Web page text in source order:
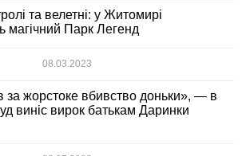
та велетні: у Житомирі
магічний Парк Легенд
08.03.2023
за жорстоке вбивство доньки», — в
виніс вирок батькам Даринки